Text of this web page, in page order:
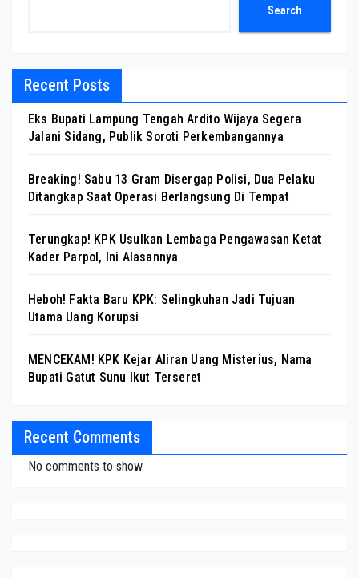
Search
Recent Posts
Eks Bupati Lampung Tengah Ardito Wijaya Segera
Jalani Sidang, Publik Soroti Perkembangannya
Breaking! Sabu 13 Gram Disergap Polisi, Dua Pelaku
Ditangkap Saat Operasi Berlangsung Di Tempat
Terungkap! KPK Usulkan Lembaga Pengawasan Ketat
Kader Parpol, Ini Alasannya
Heboh! Fakta Baru KPK: Selingkuhan Jadi Tujuan
Utama Uang Korupsi
MENCEKAM! KPK Kejar Aliran Uang Misterius, Nama
Bupati Gatut Sunu Ikut Terseret
Recent Comments
No comments to show.